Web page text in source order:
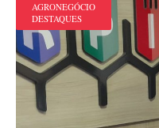
AGRONEGÓCIO
DESTAQUES